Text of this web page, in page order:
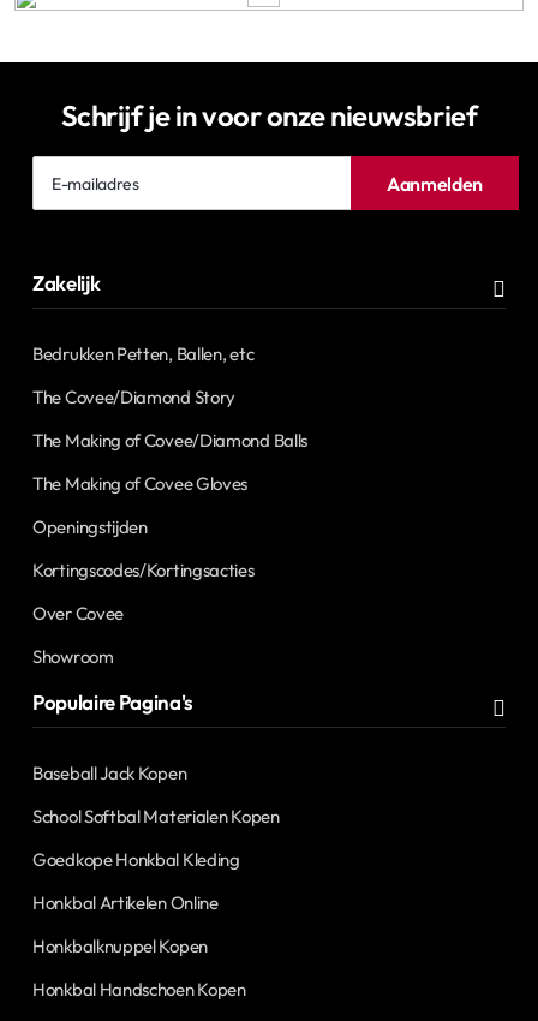
Schrijf je in voor onze nieuwsbrief
mailadres
Aanmelden
Zakelijk
Bedrukken Petten, Ballen, etc
The Covee/Diamond Story
The Making of Covee/Diamond Balls
The Making of Covee Gloves
Openingstijden
Kortingscodes/Kortingsacties
Over Covee
Showroom
Populaire Pagina's
Baseball Jack Kopen
School Softbal Materialen Kopen
Goedkope Honkbal Kleding
Honkbal Artikelen Online
Honkbalknuppel Kopen
Honkbal Handschoen Kopen